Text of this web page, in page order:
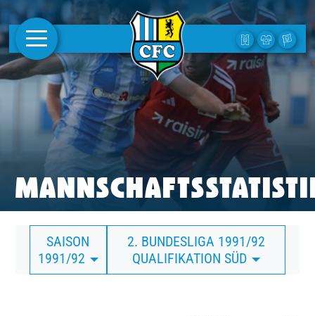
AKTUELLES
1. MANNSCHAFT
FRAUEN
CAMPUS
CLUB
CLUBMITGLIEDSCHAFT
BUSINESS
SAISON
1991/92
2. BUNDESLIGA 1991/92
QUALIFIKATION SÜD